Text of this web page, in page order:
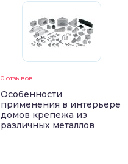
0 отзывов
Особенности
применения в интерьере
домов крепежа из
различных металлов